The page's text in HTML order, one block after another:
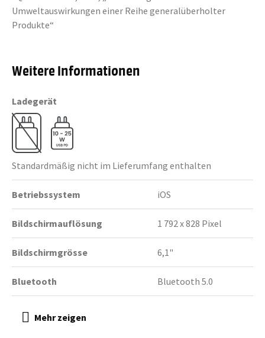
Umweltauswirkungen einer Reihe generalüberholter
Produkte“
Weitere Informationen
Ladegerät
Standardmäßig nicht im Lieferumfang enthalten
Betriebssystem iOS
Bildschirmauflösung 1 792 x 828 Pixel
Bildschirmgrösse 6,1"
Bluetooth Bluetooth 5.0